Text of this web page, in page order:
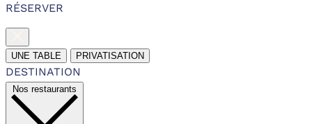
RÉSERVER
UNE TABLE PRIVATISATION
DESTINATION
Nos restaurants